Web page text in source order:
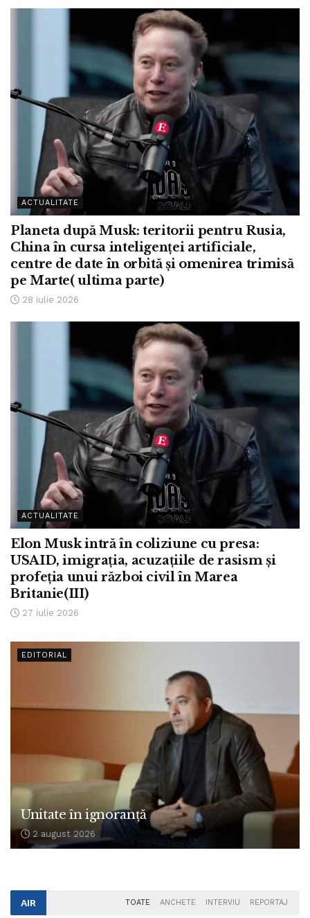
ACTUALITATE
Planeta după Musk: teritorii pentru Rusia,
China în cursa inteligenței artificiale,
centre de date în orbită și omenirea trimisă
pe Marte( ultima parte)
28 iulie 2026
ACTUALITATE
Elon Musk intră în coliziune cu presa:
USAID, imigrația, acuzațiile de rasism și
profeția unui război civil în Marea
Britanie(III)
27 iulie 2026
EDITORIAL
Unitate în ignoranță
2 august 2026
AIR TOATE ANCHETE INTERVIU REPORTAJ